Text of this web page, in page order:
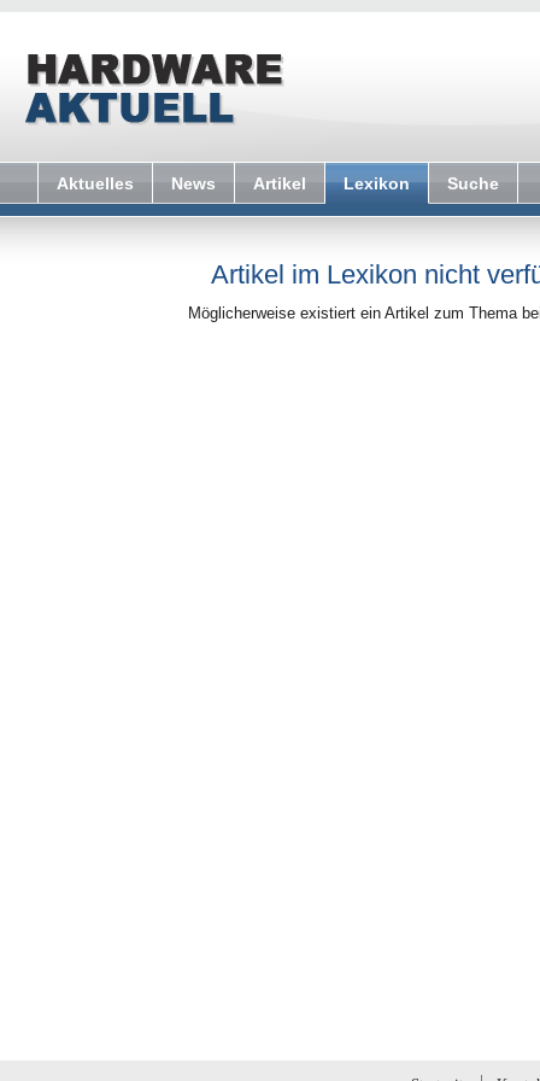
Aktuelles News Artikel Lexikon Suche
Artikel im Lexikon nicht
Möglicherweise existiert ein Artikel zum Thema